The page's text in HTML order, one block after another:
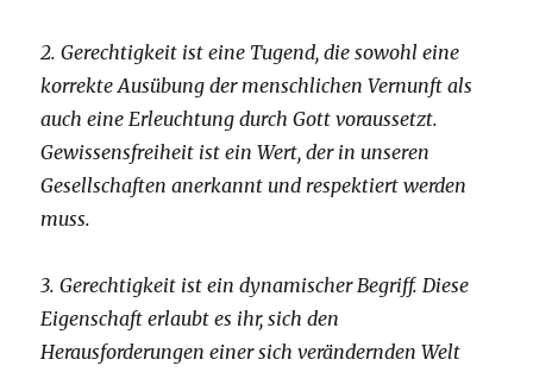
2. Gerechtigkeit ist eine Tugend, die sowohl eine
korrekte Ausübung der menschlichen Vernunft als
auch eine Erleuchtung durch Gott voraussetzt.
Gewissensfreiheit ist ein Wert, der in unseren
Gesellschaften anerkannt und respektiert werden
muss.
3. Gerechtigkeit ist ein dynamischer Begriff. Diese
Eigenschaft erlaubt es ihr, sich den
Herausforderungen einer sich verändernden Welt